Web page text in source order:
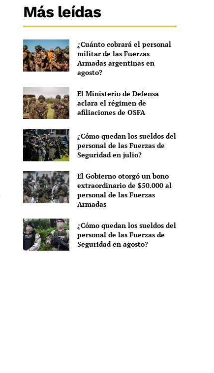
Más leídas
¿Cuánto cobrará el personal
militar de las Fuerzas
Armadas argentinas en
agosto?
El Ministerio de Defensa
aclara el régimen de
afiliaciones de OSFA
¿Cómo quedan los sueldos del
personal de las Fuerzas de
Seguridad en julio?
El Gobierno otorgó un bono
extraordinario de $50.000 al
personal de las Fuerzas
Armadas
¿Cómo quedan los sueldos del
personal de las Fuerzas de
Seguridad en agosto?